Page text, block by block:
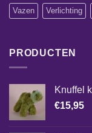
Vazen Verlichting
PRODUCTEN
Knuffel
€15,95